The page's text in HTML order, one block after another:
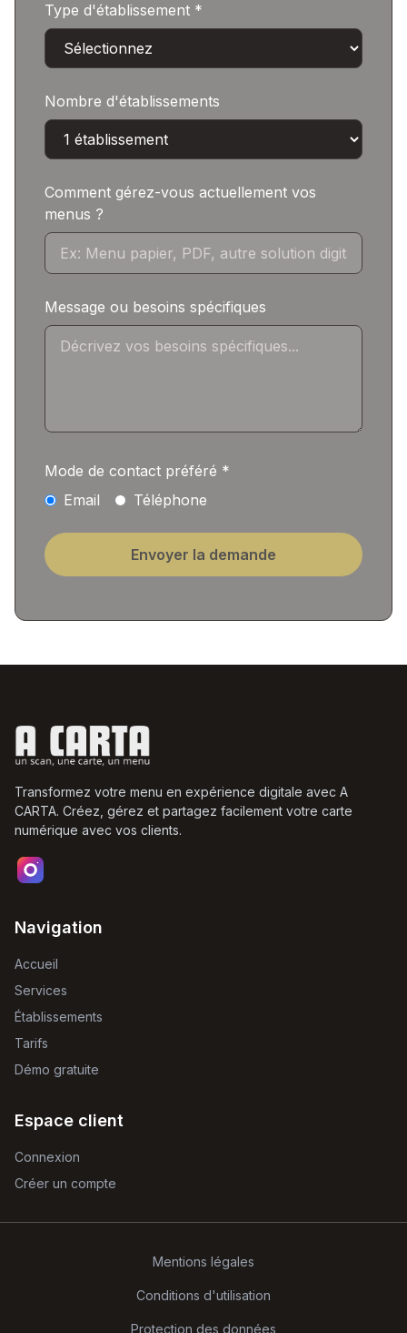
Type d'établissement *
Nombre d'établissements
Comment gérez-vous actuellement vos
menus ?
Message ou besoins spécifiques
Mode de contact préféré *
Email
Téléphone
Envoyer la demande
Transformez votre menu en expérience digitale avec A
CARTA. Créez, gérez et partagez facilement votre carte
numérique avec vos clients.
Navigation
Accueil
Services
Établissements
Tarifs
Démo gratuite
Espace client
Connexion
Créer un compte
Mentions légales
Conditions d'utilisation
Protection des données